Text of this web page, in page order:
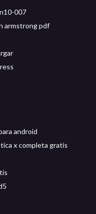
007
armstrong pdf
android
x completa gratis